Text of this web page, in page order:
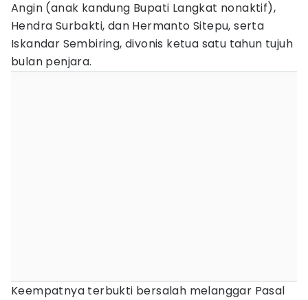
Angin (anak kandung Bupati Langkat nonaktif),
Hendra Surbakti, dan Hermanto Sitepu, serta
Iskandar Sembiring, divonis ketua satu tahun tujuh
bulan penjara.
Keempatnya terbukti bersalah melanggar Pasal